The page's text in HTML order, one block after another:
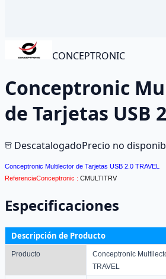
CONCEPTRONIC
Conceptronic
de Tarjetas USB
DescatalogadoPrecio no
Conceptronic Multilector de Tarjetas USB 2.0 TRAVEL
ReferenciaConceptronic : CMULTITRV
Especificaciones
Descripción de Producto
Producto
Conceptronic
TRAVEL